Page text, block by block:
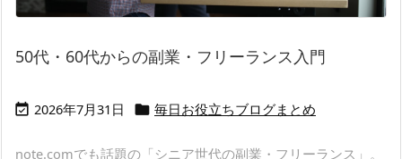
50代・60代からの副業・フリーランス入門
 2026年7月31日  毎日お役立ちブログまとめ
note.comでも話題の「シニア世代の副業・フリーランス」。